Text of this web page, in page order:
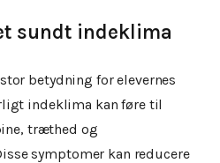
sundt indeklima
betydning for elevernes
indeklima kan føre til
træthed og
symptomer kan reducere